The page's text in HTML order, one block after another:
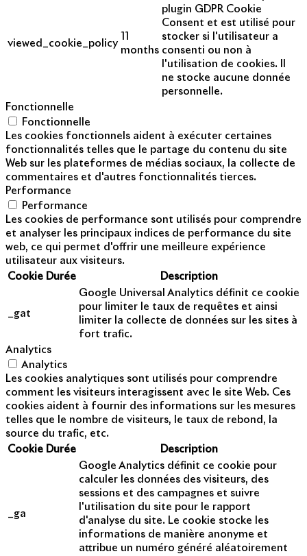
viewed_cookie_policy
months
plugin GDPR Cookie
Consent et est utilisé pour
stocker si l'utilisateur a
consenti ou non à
l'utilisation de cookies. Il
ne stocke aucune donnée
personnelle.
Fonctionnelle
Fonctionnelle
Les cookies fonctionnels aident à exécuter certaines
fonctionnalités telles que le partage du contenu du site
Web sur les plateformes de médias sociaux, la collecte de
commentaires et d'autres fonctionnalités tierces.
Performance
Performance
Les cookies de performance sont utilisés pour comprendre
et analyser les principaux indices de performance du site
web, ce qui permet d'offrir une meilleure expérience
utilisateur aux visiteurs.
Cookie Durée Description
_gat
Google Universal Analytics définit ce cookie
pour limiter le taux de requêtes et ainsi
limiter la collecte de données sur les sites à
fort trafic.
Analytics
Analytics
Les cookies analytiques sont utilisés pour comprendre
comment les visiteurs interagissent avec le site Web. Ces
cookies aident à fournir des informations sur les mesures
telles que le nombre de visiteurs, le taux de rebond, la
source du trafic, etc.
Cookie Durée Description
_ga
Google Analytics définit ce cookie pour
calculer les données des visiteurs, des
sessions et des campagnes et suivre
l'utilisation du site pour le rapport
d'analyse du site. Le cookie stocke les
informations de manière anonyme et
attribue un numéro généré aléatoirement